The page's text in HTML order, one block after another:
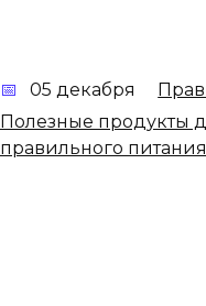
05 декабря
Полезные продукты
правильного питания